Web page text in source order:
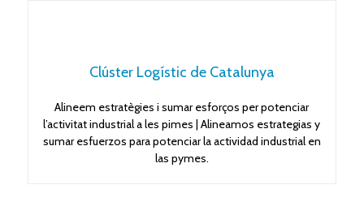
Clúster Logístic de Catalunya
Alineem estratègies i sumar esforços per potenciar
l’activitat industrial a les pimes | Alineamos estrategias y
sumar esfuerzos para potenciar la actividad industrial en
las pymes.